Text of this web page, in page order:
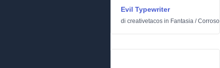
Evil Typewriter
di creativetacos in Fantasia /Corroso